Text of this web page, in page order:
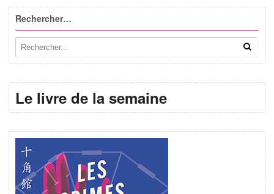
Rechercher…
Le livre de la semaine